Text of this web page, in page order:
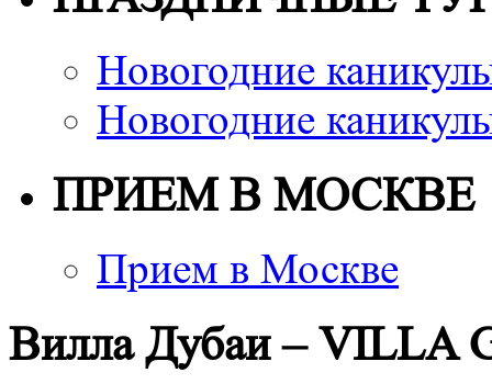
Новогодние
Новогодние
ПРИЕМ В МОСКВЕ
Прием в Москве
Вилла Дубаи – VILLA